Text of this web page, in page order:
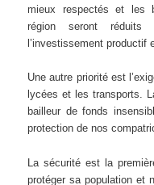
mieux respectés et les
région seront
l’investissement productif
Une autre priorité est
lycées et les transports.
bailleur de fonds
protection de nos
La sécurité est la
protéger sa population et